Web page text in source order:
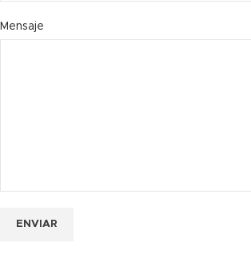
Mensaje